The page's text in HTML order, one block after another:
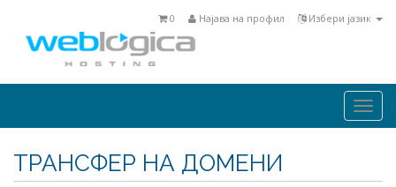
Избери јазик
Најава на профил
0
ТРАНСФЕР НА ДОМЕНИ